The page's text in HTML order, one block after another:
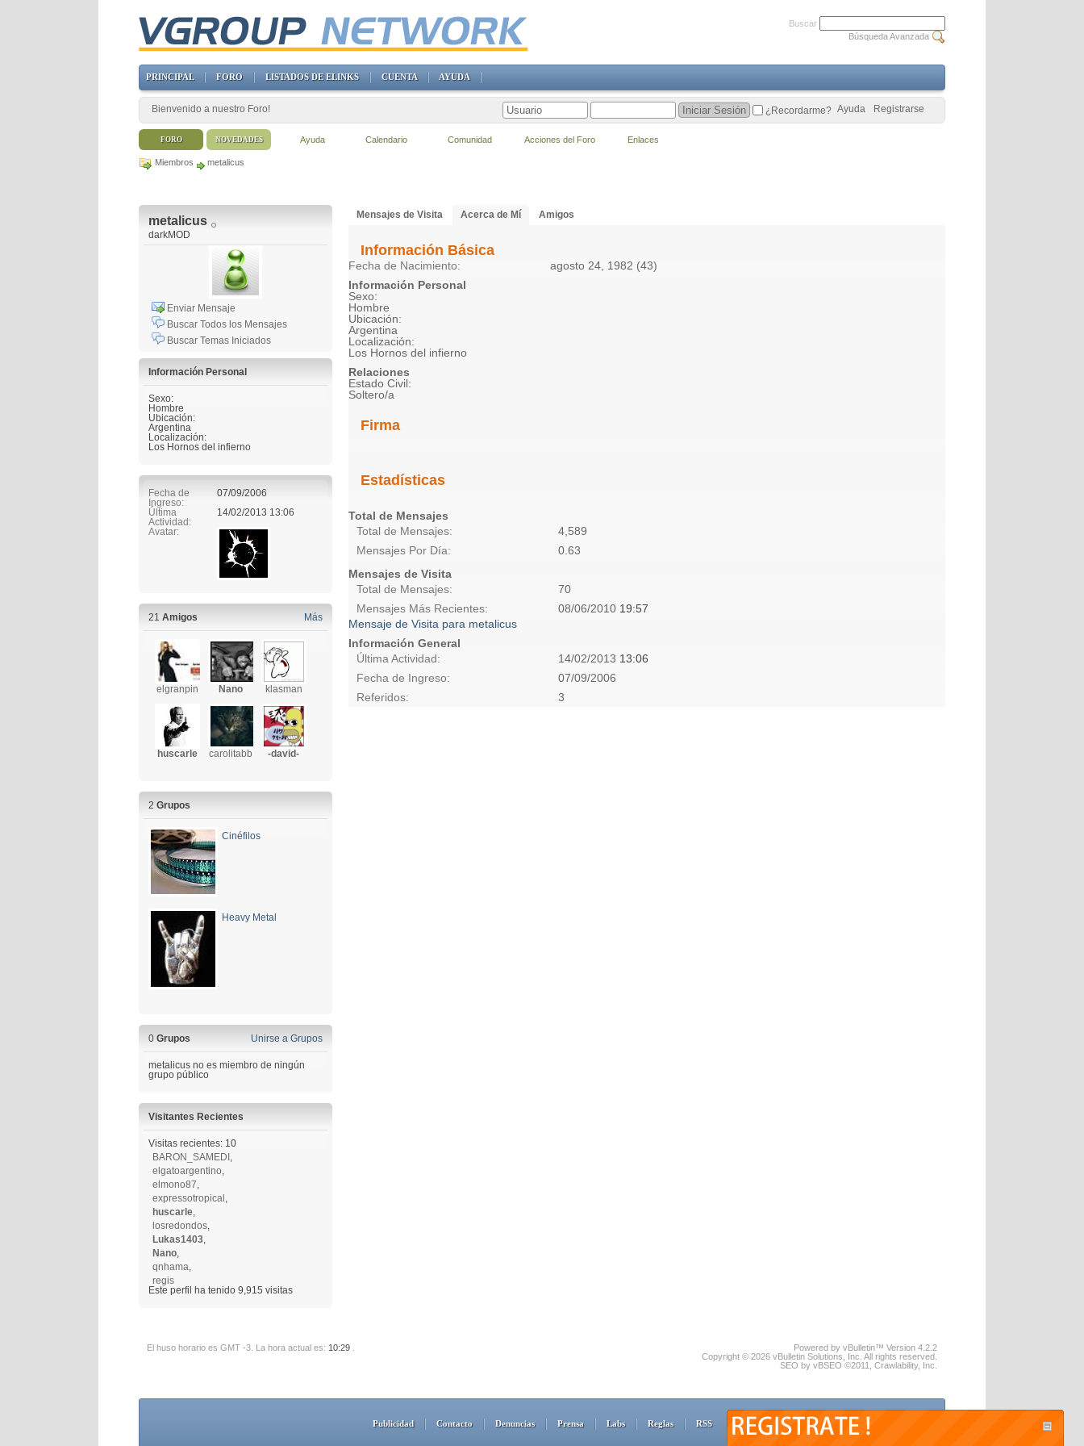
Miembros metalicus
metalicus
darkMOD
Enviar Mensaje
Buscar Todos los Mensajes
Buscar Temas Iniciados
Información Personal
Sexo:
Hombre
Ubicación:
Argentina
Localización:
Los Hornos del infierno
Fecha de
Ingreso
07/09/2006
Última
Actividad
14/02/2013 13:06
Avatar
Más
21 Amigos
elgranpin Nano klasman
huscarle carolitabb -david-
2 Grupos
Cinéfilos
Heavy Metal
Unirse a Grupos
0 Grupos
metalicus no es miembro de ningún
grupo público
Visitantes Recientes
Visitas recientes: 10
BARON_SAMEDI,
elgatoargentino,
elmono87,
expressotropical,
huscarle,
losredondos,
Lukas1403,
Nano,
qnhama,
regis
Este perfil ha tenido 9,915 visitas
Mensajes de Visita Acerca de Mí Amigos
Información Básica
Fecha de Nacimiento
agosto 24, 1982 (43)
Información Personal
Sexo:
Hombre
Ubicación:
Argentina
Localización:
Los Hornos del infierno
Relaciones
Estado Civil:
Soltero/a
Firma
Estadísticas
Total de Mensajes
Total de Mensajes
4,589
Mensajes Por Día
0.63
Mensajes de Visita
Total de Mensajes
70
Mensajes Más Recientes
08/06/2010 19:57
Mensaje de Visita para metalicus
Información General
Última Actividad
14/02/2013 13:06
Fecha de Ingreso
07/09/2006
Referidos
3
El huso horario es GMT -3. La hora actual es: 10:29
Powered by vBulletin™ Version 4.2.2
Copyright © 2026 vBulletin Solutions, Inc. All rights reserved.
SEO by vBSEO ©2011, Crawlability, Inc.
Publicidad Contacto Denuncias Prensa Labs Reglas RSS
Buscar
Búsqueda Avanzada
PRINCIPAL FORO LISTADOS DE ELINKS CUENTA AYUDA
Bienvenido a nuestro Foro! Registrarse
Ayuda
¿Recordarme?
FORO Ayuda Calendario Comunidad Acciones del Foro Enlaces
NOVEDADES